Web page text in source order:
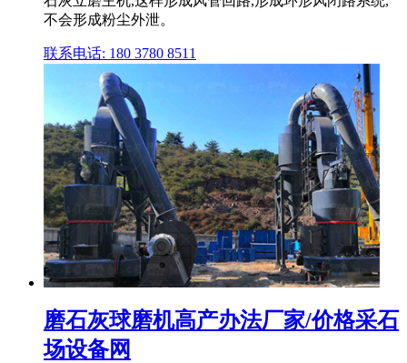
不会形成粉尘外泄。
联系电话: 180 3780 8511
磨石灰球磨机高产办法厂家/价格采石
场设备网